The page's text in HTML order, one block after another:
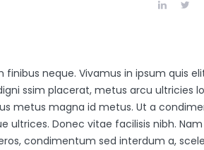
neque. Vivamus in ipsum quis
ssim placerat, metus arcu
metus magna id metus. Ut a
Donec vitae facilisis nibh.
condimentum sed interdum a,